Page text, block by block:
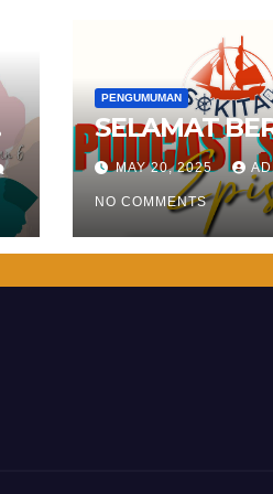
PENGUMUMAN
SELAMAT
MAY 20, 2025
NO COMMENTS